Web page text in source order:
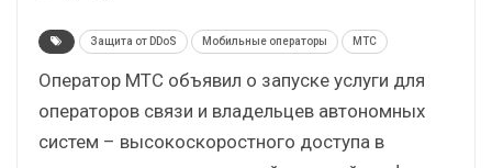
Защита от DDoS Мобильные операторы МТС
Оператор МТС объявил о запуске услуги для
операторов связи и владельцев автономных
систем – высокоскоростного доступа в